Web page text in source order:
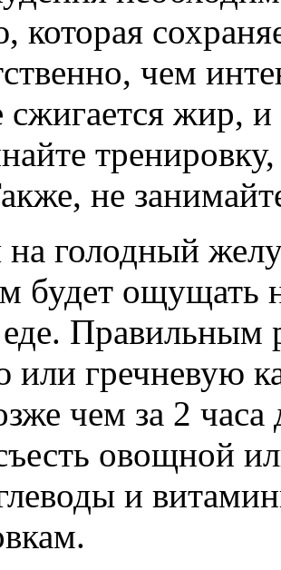
которая
чем
сжигается жир,
не
на голодный
будет ощущать
Правильным
или гречневую
чем за 2
овощной
и